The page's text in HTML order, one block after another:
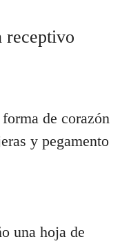
receptivo
de corazón
y pegamento
una hoja de